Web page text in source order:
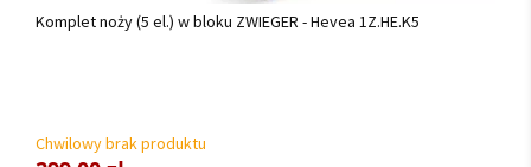
Komplet noży (5 el.) w bloku ZWIEGER - Hevea 1Z.HE.K5
Chwilowy brak produktu